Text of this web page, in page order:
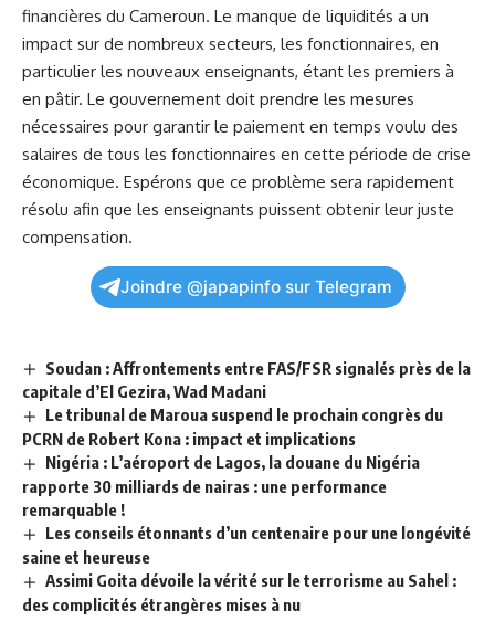
financières du Cameroun. Le manque de liquidités a un
impact sur de nombreux secteurs, les fonctionnaires, en
particulier les nouveaux enseignants, étant les premiers à
en pâtir. Le gouvernement doit prendre les mesures
nécessaires pour garantir le paiement en temps voulu des
salaires de tous les fonctionnaires en cette période de crise
économique. Espérons que ce problème sera rapidement
résolu afin que les enseignants puissent obtenir leur juste
compensation.
Joindre @japapinfo sur Telegram
Soudan : Affrontements entre FAS/FSR signalés près de la
capitale d’El Gezira, Wad Madani
Le tribunal de Maroua suspend le prochain congrès du
PCRN de Robert Kona : impact et implications
Nigéria : L’aéroport de Lagos, la douane du Nigéria
rapporte 30 milliards de nairas : une performance
remarquable !
Les conseils étonnants d’un centenaire pour une longévité
saine et heureuse
Assimi Goita dévoile la vérité sur le terrorisme au Sahel :
des complicités étrangères mises à nu